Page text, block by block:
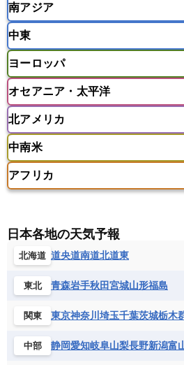
モンゴル
インドネシア
マレーシア
ミャンマー
ラオス人民民主共和国
東
南アジア
バングラデシュ
モルディブ
中東
アフガニスタン
イスラエル
ウズベキスタン
オマーン
カタール
キプロス
タジキスタン
バーレーン
ヨルダン
ヨーロッパ
アイスランド
アゼルバイジャン
イギリス
イタリア
エストニア
オランダ
ギリシャ
スロバキア
スロベニア共和
チェコ
デンマーク
フランス
ベルギー
ボスニア・ヘル
モナコ公国
モルドバ
オセアニア・太平洋
アメリカ領サモア
サモア独立国
ソロモン諸
ツバル
トンガ ナウ
バヌアツ
パプアニューギニ
ワリス・フテュナ
北アメリカ
バーミューダ諸島
中南米
アメリカ領バージン諸島
キューバ
グアテマラ
グレナダ
ケイマン諸島
コロンビア
ジャマイカ
セントクリストファー・ネービス
セントビンセント及びグレナデ
セントルシア
チリ
ドミニカ共和国
アフリカ
エジプト
エスワティニ王国
エリトリア国
カメルーン
ギニアビサウ共和国
ケニア
コンゴ共和国
コンゴ民主
コートジボワール
サントメ・プリンシペ民主共和
日本各地の天気予報
北海道 道央道南道北道東
東北 青森岩手秋田宮城山形福島
関東 東京神奈川 埼玉千葉茨城栃木
中部 静岡愛知岐阜山梨長野新潟富